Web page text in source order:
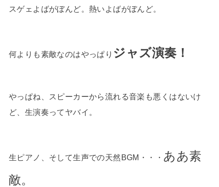
スゲェよばがぼんど。熱いよばがぼんど。
何よりも素敵なのはやっぱり ジャズ演奏！
やっぱね、スピーカーから流れる音楽も悪くはないけ
ど、生演奏ってヤバイ。
生ピアノ、そして生声での天然BGM・・・ ああ素
敵。